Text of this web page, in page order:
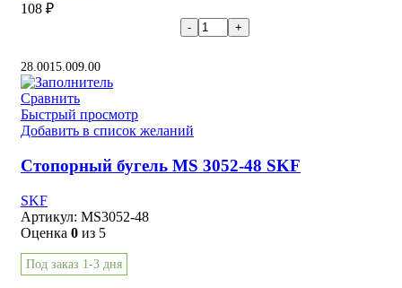
108 ₽
28.0015.009.00
Сравнить
Быстрый просмотр
Добавить в список желаний
Стопорный бугель MS 3052-48 SKF
SKF
Артикул: MS3052-48
Оценка 0 из 5
Под заказ 1-3 дня